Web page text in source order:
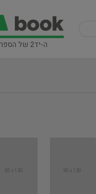
ה-יד2 של הספרים המשומשים